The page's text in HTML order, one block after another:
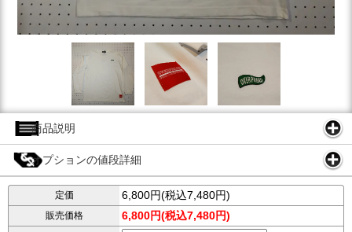
商品説明
オプションの値段詳細
定価 6,800円(税込7,480円)
販売価格 6,800円(税込7,480円)